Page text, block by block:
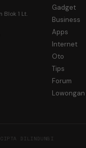
1 Lt.
Gadget
Business
Apps
Internet
Oto
Tips
Forum
Lowongan
DILINDUNGI